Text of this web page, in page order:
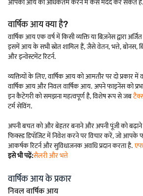
आपकी आय को अधिकतम करने में कैसे मदद कर सकते हैं.
वार्षिक आय क्या है?
वार्षिक आय एक वर्ष में किसी व्यक्ति या बिज़नेस द्वारा
इसमें आय के सभी स्रोत शामिल हैं, जैसे वेतन, भत्ते, बोनस,
और इन्वेस्टमेंट रिटर्न.
व्यक्तियों के लिए, वार्षिक आय को आमतौर पर दो प्रकार
वार्षिक आय और निवल वार्षिक आय. अपने फाइनेंस को
इन कैटेगरी को समझना महत्वपूर्ण है, विशेष रूप से जब
टर्म सेविंग.
अपनी बचत को और बेहतर बनाने और अपनी पूंजी को
फिक्स्ड डिपॉजिट में निवेश करने पर विचार करें, जो आपके
आकर्षक रिटर्न और सुविधाजनक अवधि प्रदान करता है.
इसे भी पढ़ें:सैलरी और भत्ते
वार्षिक आय के प्रकार
निवल वार्षिक आय